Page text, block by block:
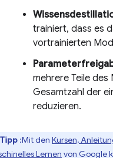
trainiert, dass es
vortrainierten
mehrere Teile des
Gesamtzahl der
reduzieren.
Tipp :Mit den Kursen,
Lernen von Google